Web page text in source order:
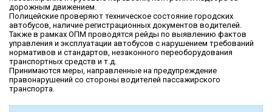
дорожным движением.
Полицейские проверяют техническое состояние городских
автобусов, наличие регистрационных документов водителей.
Также в рамках ОПМ проводятся рейды по выявлению фактов
управления и эксплуатации автобусов с нарушением требований
нормативов и стандартов, незаконного переоборудования
транспортных средств и т.д.
Принимаются меры, направленные на предупреждение
правонарушений со стороны водителей пассажирского
транспорта.